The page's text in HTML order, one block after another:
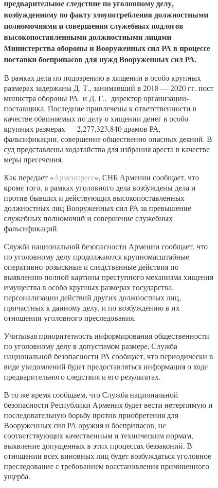
предварительное следствие по уголовному делу,
возбужденному по факту злоупотребления должностными
полномочиями и совершения служебных подлогов
высокопоставленными должностными лицами
Министерства обороны и Вооруженных сил РА в процессе
поставки боеприпасов для нужд Вооруженных сил РА.
В рамках дела по подозрению в хищении в особо крупных
размерах задержаны Д. Т., занимавший в 2018 — 2020 гг. пост
министра обороны РА и Д. Г., директор организации-
поставщика. Последние привлечены к ответственности в
качестве обвиняемых по делу о хищении денег в особо
крупных размерах — 2,277,323,840 драмов РА,
фальсификации, совершение общественно опасных деяний. В
суд представлены ходатайства для избрания ареста в качестве
меры пресечения.
Как передает «Арменпресс», СНБ Армении сообщает, что
кроме того, в рамках уголовного дела возбуждены дела и
против бывших и действующих высокопоставленных
должностных лиц Вооруженных сил РА за превышение
служебных полномочий и совершение служебных
фальсификаций.
Служба национальной безопасности Армении сообщает, что
по уголовному делу продолжаются крупномасштабные
оперативно-розыскные и следственные действия по
выявлению полной картины преступного механизма хищения
имущества в особо крупных размерах государства,
персонализации действий других должностных лиц,
причастных к данному делу, и по возбуждению в их
отношении уголовного преследования.
Учитывая приоритетность информирования общественности
по уголовному делу в допустимом размере, Служба
национальной безопасности РА сообщает, что периодически в
виде уведомлений будет предоставляться информация о ходе
предварительного следствия и его результатах.
В то же время сообщаем, что Служба национальной
безопасности Республики Армения будет вести нетерпимую и
последовательную борьбу против приобретения для
Вооруженных сил РА оружия и боеприпасов, не
соответствующих качественным и техническим нормам,
выявление допущенных в этих процессах беззаконий. В
отношении всех виновных лиц будет возбуждаться уголовное
преследование с требованием восстановления причиненного
ущерба.